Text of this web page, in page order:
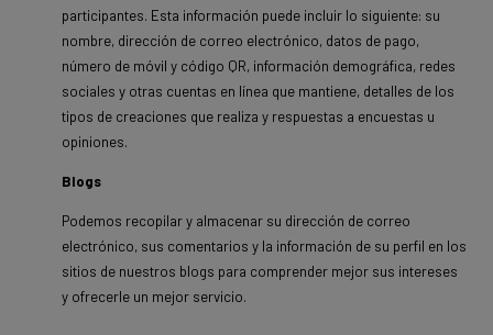
participantes. Esta información puede incluir lo siguiente: su
nombre, dirección de correo electrónico, datos de pago,
número de móvil y código QR, información demográfica, redes
sociales y otras cuentas en línea que mantiene, detalles de los
tipos de creaciones que realiza y respuestas a encuestas u
opiniones.
Blogs
Podemos recopilar y almacenar su dirección de correo
electrónico, sus comentarios y la información de su perfil en los
sitios de nuestros blogs para comprender mejor sus intereses
y ofrecerle un mejor servicio.